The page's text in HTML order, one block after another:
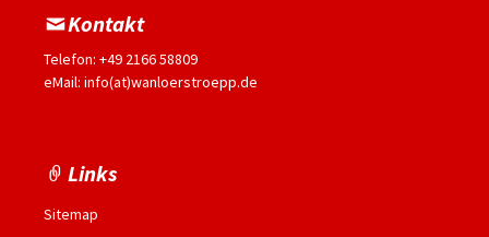
Kontakt
Telefon: +49 2166 58809
eMail: info(at)wanloerstroepp.de
Links
Sitemap